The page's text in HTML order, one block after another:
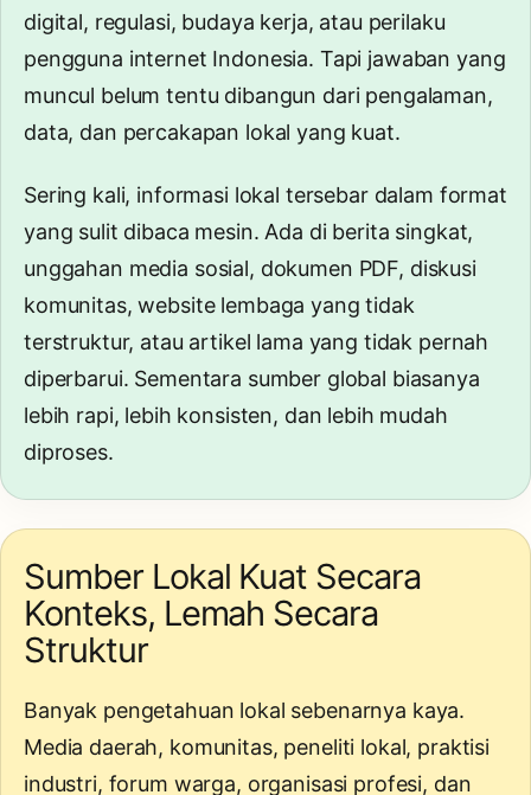
digital, regulasi, budaya kerja, atau perilaku
pengguna internet Indonesia. Tapi jawaban yang
muncul belum tentu dibangun dari pengalaman,
data, dan percakapan lokal yang kuat.
Sering kali, informasi lokal tersebar dalam format
yang sulit dibaca mesin. Ada di berita singkat,
unggahan media sosial, dokumen PDF, diskusi
komunitas, website lembaga yang tidak
terstruktur, atau artikel lama yang tidak pernah
diperbarui. Sementara sumber global biasanya
lebih rapi, lebih konsisten, dan lebih mudah
diproses.
Sumber Lokal Kuat Secara
Konteks, Lemah Secara
Struktur
Banyak pengetahuan lokal sebenarnya kaya.
Media daerah, komunitas, peneliti lokal, praktisi
industri, forum warga, organisasi profesi, dan